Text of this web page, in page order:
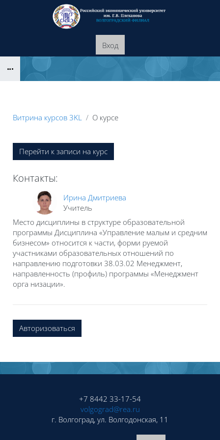
Перейти к основному содержанию
Вход
Витрина курсов 3KL О курсе
Блоки
Перейти к записи на курс
Контакты:
Ирина Дмитриева
Учитель
Место дисциплины в структуре образовательной
программы Дисциплина «Управление малым и средним
бизнесом» относится к части, форми руемой
участниками образовательных отношений по
направлению подготовки 38.03.02 Менеджмент,
направленность (профиль) программы «Менеджмент
орга низации».
Авторизоваться
Блоки
+7 8442 33-17-54
volgograd@rea.ru
г. Волгоград, ул. Волгодонская, 11